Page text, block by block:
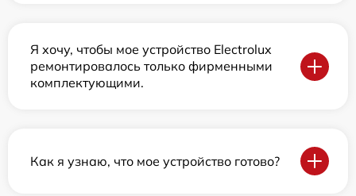
Я хочу, чтобы мое устройство Electrolux
ремонтировалось только фирменными
комплектующими.
Как я узнаю, что мое устройство готово?